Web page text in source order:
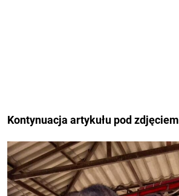
Kontynuacja artykułu pod zdjęciem